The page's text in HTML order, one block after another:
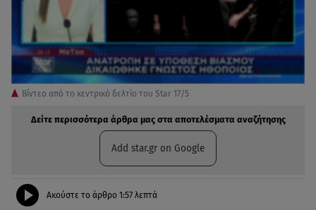
Βίντεο από το κεντρικό δελτίο του Star 17/5
Δείτε περισσότερα άρθρα μας στα αποτελέσματα αναζήτησης
Add star.gr on Google
Ακούστε το άρθρο 1:57 λεπτά